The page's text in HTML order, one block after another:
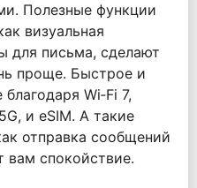
Полезные функции
визуальная
для письма, сделают
проще. Быстрое и
Wi‑Fi 7,
и eSIM. А такие
отправка сообщений
вам спокойствие.